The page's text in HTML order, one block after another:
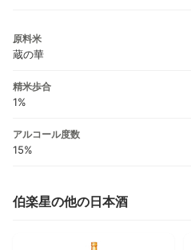
原料米
蔵の華
精米歩合
1%
アルコール度数
15%
伯楽星の他の日本酒